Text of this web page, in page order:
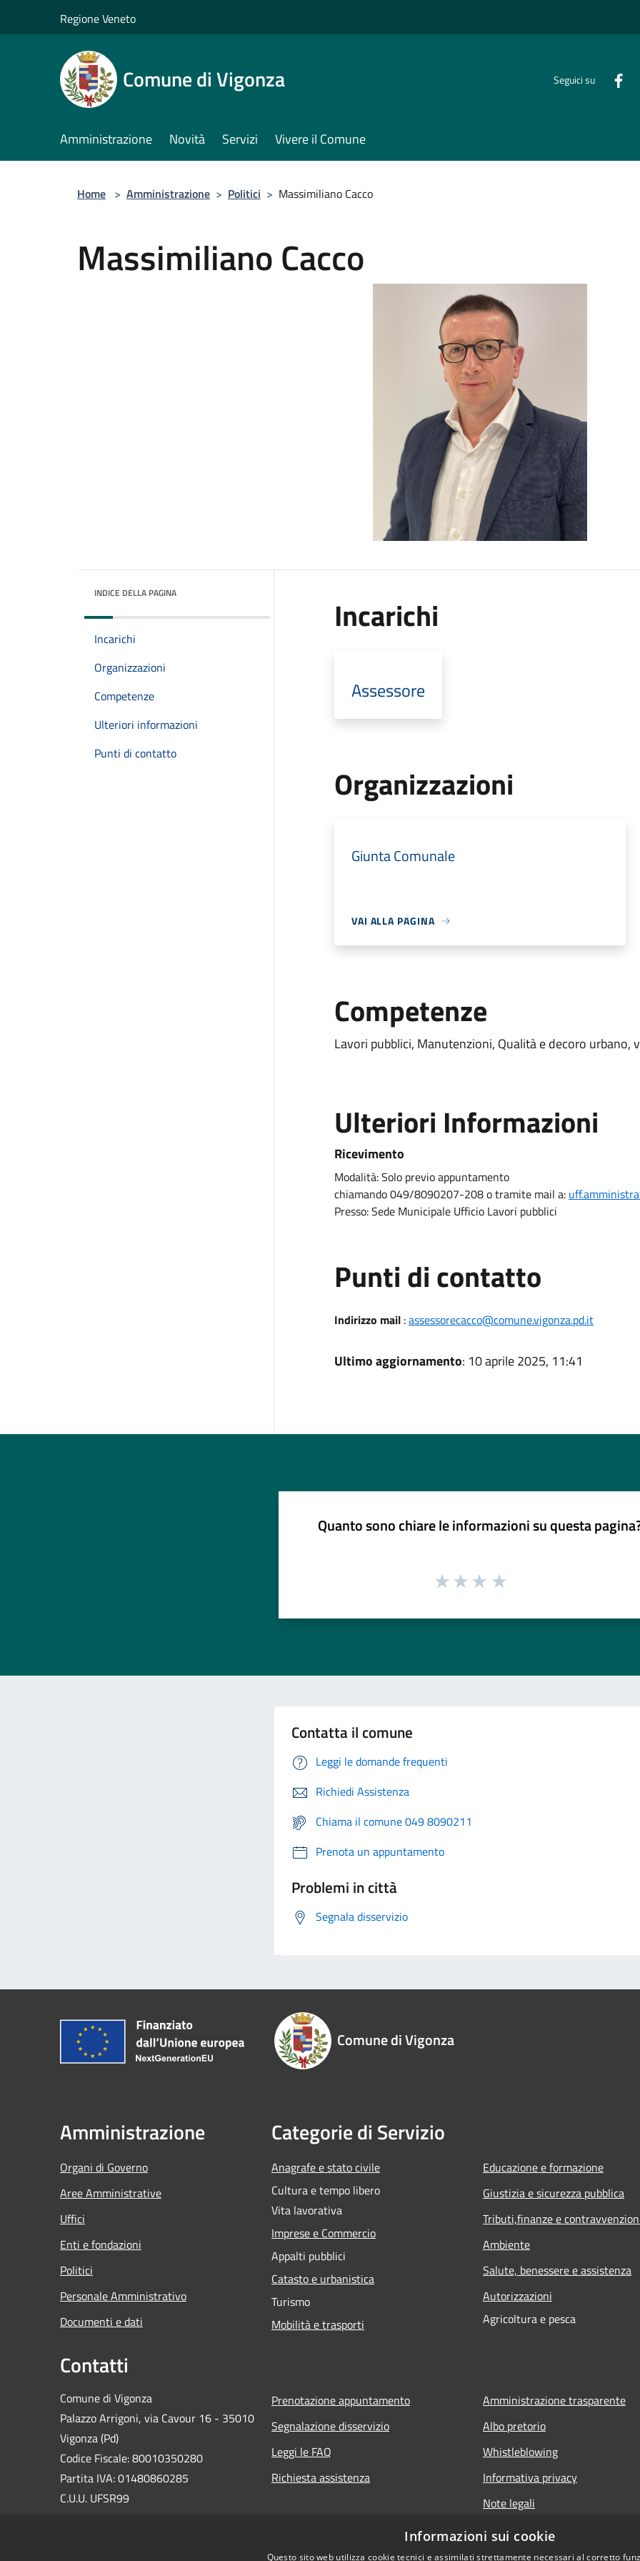
Regione Veneto
Comune di Vigonza Seguici su
Amministrazione Novità Servizi Vivere il Comune
Home > Amministrazione > Politici > Massimiliano Cacco
Massimiliano Cacco
INDICE DELLA PAGINA
Incarichi
Organizzazioni
Competenze
Ulteriori informazioni
Punti di contatto
Incarichi
Assessore
Organizzazioni
Giunta Comunale
VAI ALLA PAGINA
Competenze
Lavori pubblici, Manutenzioni, Qualità e decoro urbano,
Ulteriori Informazioni
Ricevimento
Modalità:Solo previo appuntamento
chiamando 049/8090207-208 o tramite mail a:
Presso:Sede Municipale Ufficio Lavori pubblici
Punti di contatto
Indirizzo mail:assessorecacco@comune.vigonza.pd.it
Ultimo aggiornamento: 10 aprile 2025, 11:41
Quanto sono chiare le informazioni su questa
Contatta il comune
Leggi le domande frequenti
Richiedi Assistenza
Chiama il comune 049 8090211
Prenota un appuntamento
Problemi in città
Segnala disservizio
Comune di Vigonza
Amministrazione
Organi di Governo
Aree Amministrative
Uffici
Enti e fondazioni
Politici
Personale Amministrativo
Documenti e dati
Categorie di Servizio
Anagrafe e stato civile
Cultura e tempo libero
Vita lavorativa
Imprese e Commercio
Appalti pubblici
Catasto e urbanistica
Turismo
Mobilità e trasporti
Educazione e formazione
Giustizia e sicurezza pubblica
Tributi,finanze e
Ambiente
Salute, benessere e assistenza
Autorizzazioni
Agricoltura e pesca
Contatti
Comune di Vigonza
Palazzo Arrigoni, via Cavour 16 - 35010
Vigonza (Pd)
Codice Fiscale: 80010350280
Partita IVA: 01480860285
C.U.U. UFSR99
Prenotazione appuntamento
Segnalazione disservizio
Leggi le FAQ
Richiesta assistenza
Amministrazione trasparente
Albo pretorio
Whistleblowing
Informativa privacy
Note legali
Dichiarazione di accessibilità
Obiettivi di accessibilità
Informazioni sui cookie
Questo sito web utilizza cookie tecnici e assimilati strettamente necessari al corretto